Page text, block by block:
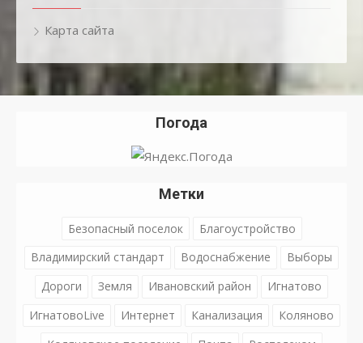
Карта сайта
Погода
Метки
Безопасный поселок
Благоустройство
Владимирский стандарт
Водоснабжение
Выборы
Дороги
Земля Ивановский район
Игнатово
ИгнатовоLive
Интернет Канализация
Коляново